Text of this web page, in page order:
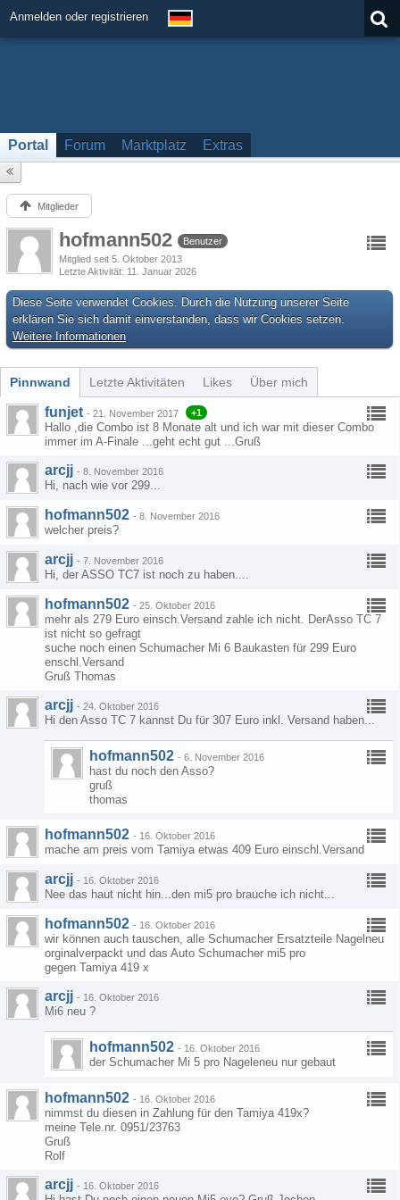
Anmelden oder registrieren
Portal Forum Marktplatz Extras
Mitglieder
hofmann502
Benutzer
Mitglied seit 5. Oktober 2013
Letzte Aktivität 11. Januar 2026
Diese Seite verwendet Cookies. Durch die Nutzung unserer Seite
erklären Sie sich damit einverstanden, dass wir Cookies setzen.
Weitere Informationen
Pinnwand Letzte Aktivitäten Likes Über mich
funjet - 21. November 2017 +1
Hallo ,die Combo ist 8 Monate alt und ich war mit dieser Combo
immer im A-Finale ...geht echt gut ...Gruß
arcjj - 8. November 2016
Hi, nach wie vor 299...
hofmann502 - 8. November 2016
welcher preis?
arcjj - 7. November 2016
Hi, der ASSO TC7 ist noch zu haben....
hofmann502 - 25. Oktober 2016
mehr als 279 Euro einsch.Versand zahle ich nicht. DerAsso TC 7
ist nicht so gefragt
suche noch einen Schumacher Mi 6 Baukasten für 299 Euro
enschl.Versand
Gruß Thomas
arcjj - 24. Oktober 2016
Hi den Asso TC 7 kannst Du für 307 Euro inkl. Versand haben...
hofmann502 - 6. November 2016
hast du noch den Asso?
gruß
thomas
hofmann502 - 16. Oktober 2016
mache am preis vom Tamiya etwas 409 Euro einschl.Versand
arcjj - 16. Oktober 2016
Nee das haut nicht hin...den mi5 pro brauche ich nicht...
hofmann502 - 16. Oktober 2016
wir können auch tauschen, alle Schumacher Ersatzteile Nagelneu
orginalverpackt und das Auto Schumacher mi5 pro
gegen Tamiya 419 x
arcjj - 16. Oktober 2016
Mi6 neu ?
hofmann502 - 16. Oktober 2016
der Schumacher Mi 5 pro Nageleneu nur gebaut
hofmann502 - 16. Oktober 2016
nimmst du diesen in Zahlung für den Tamiya 419x?
meine Tele.nr. 0951/23763
Gruß
Rolf
arcjj - 16. Oktober 2016